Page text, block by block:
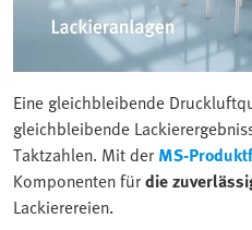
Eine gleichbleibende
gleichbleibende
Taktzahlen. Mit der MS-
Komponenten fürdie
Lackierereien.